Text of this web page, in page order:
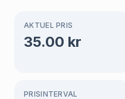
AKTUEL PRIS
35.00 kr
PRISINTERVAL